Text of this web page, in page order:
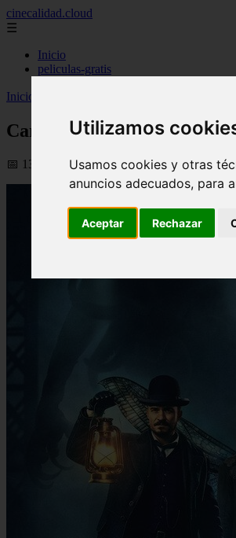
Utilizamos
Usamos cookies y otras
anuncios adecuados, para
Aceptar Rechazar
cinecalidad.cloud
☰
Inicio
peliculas-gratis
Inicio
Carnival Row ᐉ Final
📅 13/02/2026